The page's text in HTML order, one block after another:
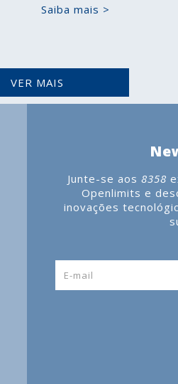
Saiba mais >
VER MAIS
Junte-se aos 8358
Openlimits e
inovações